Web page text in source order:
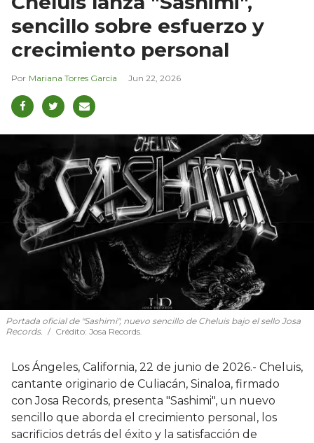
sencillo sobre esfuerzo y
crecimiento personal
Mariana Torres García Jun 22, 2026
Portada oficial de "Sashimi", nuevo sencillo de Cheluis bajo el sello Josa
Records.
Crédito: Josa Records.
Los Ángeles, California, 22 de junio de 2026.- Cheluis,
cantante originario de Culiacán, Sinaloa, firmado
con Josa Records, presenta "Sashimi", un nuevo
sencillo que aborda el crecimiento personal, los
sacrificios detrás del éxito y la satisfacción de